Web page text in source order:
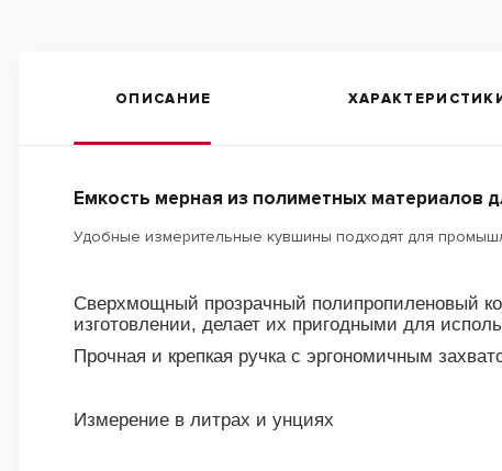
ОПИСАНИЕ
Емкость мерная из полиметных материалов
Удобные измерительные кувшины подходят для
Сверхмощный прозрачный полипропиленовый
изготовлении, делает их пригодными для
Прочная и крепкая ручка с эргономичным
Измерение в литрах и унциях